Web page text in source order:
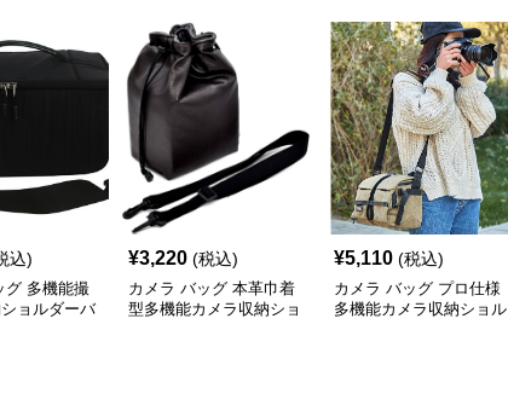
込)
グ 多機能撮
ョルダーバ
¥3,220 (税込)
カメラ バッグ 本革巾着
型多機能カメラ収納ショ
¥5,110 (税込)
カメラ バッグ プロ仕様
多機能カメラ収納ショル